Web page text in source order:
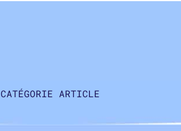
CATÉGORIE ARTICLE